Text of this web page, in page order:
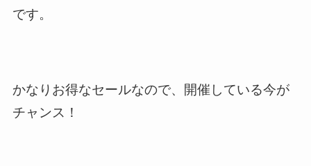
です。
かなりお得なセールなので、開催している今が
チャンス！